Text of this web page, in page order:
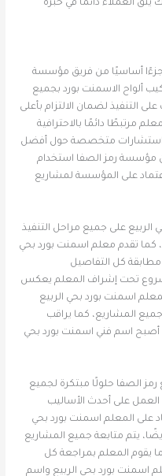
العملاء دائمًا في خبرة
جزءًا أساسيًا من فريق مؤسسة
ألواح الاسمنت بورد بجميع
التنفيذ لضمان الالتزام بأعلى
مرتبطًا دائمًا بالاحترافية
استشارات متخصصة حول أفضل
مؤسسة رمز الصفا استخدام
على المؤسسة لمشاريع
على جميع مراحل التنفيذ
كما تقدم معلم اسمنت بورد بحي
كل التفاصيل
تحت إشراف المعلم يعكس
اسمنت بورد بحي الربيع
المشاريع، كما يراقب
أصبح اسم فني اسمنت بورد بحي
الصفا حلولًا مبتكرة لجميع
العمل على أحدث الأساليب
على المعلم اسمنت بورد بحي
يتم متابعة جميع المشاريع
يقوم المعلم بمراجعة كل
اسمنت بورد بحي الربيع واسم